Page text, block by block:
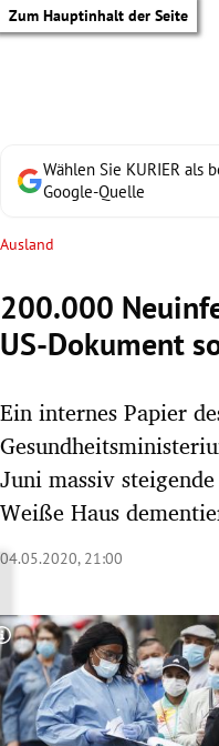
Zum Hauptinhalt der Seite
Untermenü
Untermenü
Untermenü
Untermenü
Untermenü
Untermenü
Wählen Sie KURIER als
Google-Quelle
Ausland
200.000
US-Dokument
Ein internes Papier
Juni massiv
Weiße Haus
04.05.2020, 21:00
Copyright-Hinweis öffnen/